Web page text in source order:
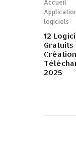
Accueil
logiciels
12
Gratuits
2025